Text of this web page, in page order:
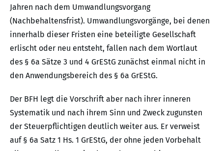
Jahren nach dem Umwandlungsvorgang
(Nachbehaltensfrist). Umwandlungsvorgänge, bei denen
innerhalb dieser Fristen eine beteiligte Gesellschaft
erlischt oder neu entsteht, fallen nach dem Wortlaut
des § 6a Sätze 3 und 4 GrEStG zunächst einmal nicht in
den Anwendungsbereich des § 6a GrEStG.
Der BFH legt die Vorschrift aber nach ihrer inneren
Systematik und nach ihrem Sinn und Zweck zugunsten
der Steuerpflichtigen deutlich weiter aus. Er verweist
auf § 6a Satz 1 Hs. 1 GrEStG, der ohne jeden Vorbehalt